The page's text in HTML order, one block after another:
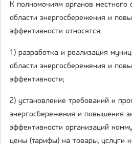
К полномочиям органов местного
области энергосбережения и
эффективности относятся:
1) разработка и реализация
области энергосбережения и
эффективности;
2) установление требований к
энергосбережения и повышения
эффективности организаций
цены (тарифы) на товары, услуги